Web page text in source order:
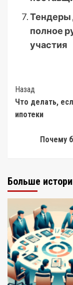
Тендеры
полное
участия
Post
Назад
Что делать,
ипотеки
Почему
Больше